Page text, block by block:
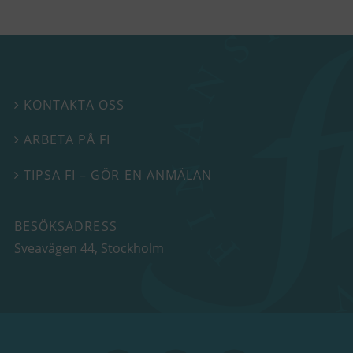
 KONTAKTA OSS
 ARBETA PÅ FI
TIPSA FI – GÖR EN ANMÄLAN
BESÖKSADRESS
Sveavägen 44, Stockholm